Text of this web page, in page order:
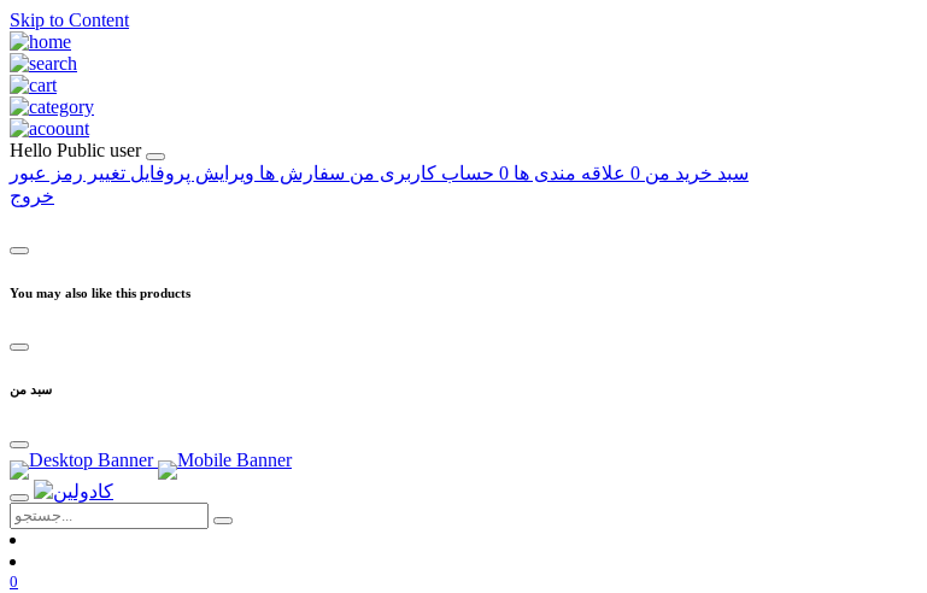
Skip to Content
Hello Public user
سبد خرید من 0 علاقه مندی ها 0 حساب کاربری من سفارش ها ویرایش پروفایل تغییر رمز عبور
خروج
You may also like this products
سبد من
0